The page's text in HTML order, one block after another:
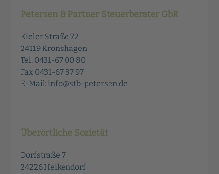
Petersen & Partner Steuerberater GbR
Kieler Straße 72
24119 Kronshagen
Tel. 0431-67 00 80
Fax 0431-67 87 97
E-Mail: info@stb-petersen.de
Überörtliche Sozietät
Dorfstraße 7
24226 Heikendorf